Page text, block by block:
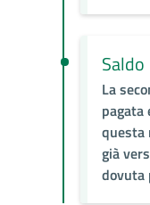
Saldo
La
pagata
questa
già
dovuta